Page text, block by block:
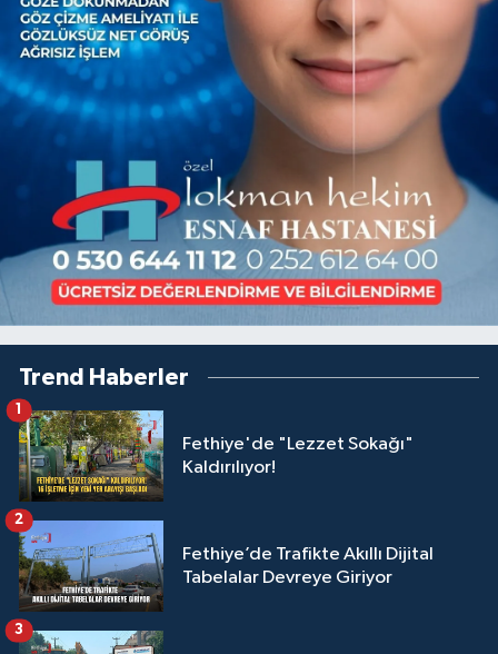
Trend Haberler
Fethiye'de "Lezzet Sokağı"
Kaldırılıyor!
Fethiye’de Trafikte Akıllı Dijital
Tabelalar Devreye Giriyor
2
3